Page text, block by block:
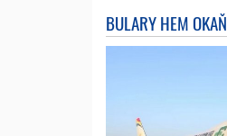
BULARY HEM OKAŇ